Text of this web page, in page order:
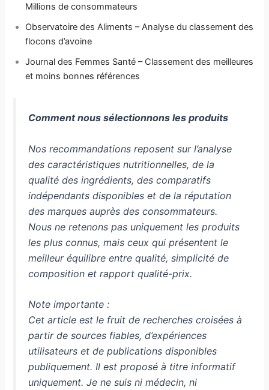
Millions de consommateurs
Observatoire des Aliments – Analyse du classement des
flocons d’avoine
Journal des Femmes Santé – Classement des meilleures
et moins bonnes références
Comment nous sélectionnons les produits
Nos recommandations reposent sur l’analyse
des caractéristiques nutritionnelles, de la
qualité des ingrédients, des comparatifs
indépendants disponibles et de la réputation
des marques auprès des consommateurs.
Nous ne retenons pas uniquement les produits
les plus connus, mais ceux qui présentent le
meilleur équilibre entre qualité, simplicité de
composition et rapport qualité-prix.
Note importante :
Cet article est le fruit de recherches croisées à
partir de sources fiables, d’expériences
utilisateurs et de publications disponibles
publiquement. Il est proposé à titre informatif
uniquement.Je ne suis ni médecin, ni